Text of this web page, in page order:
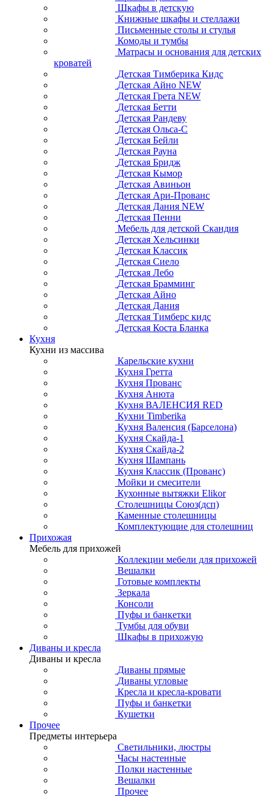
Шкафы в детскую
Книжные шкафы и стеллажи
Письменные столы и стулья
Комоды и тумбы
Матрасы и основания для детских
кроватей
Детская Тимберика Кидс
Детская Айно NEW
Детская Грета NEW
Детская Бетти
Детская Рандеву
Детская Ольса-С
Детская Бейли
Детская Рауна
Детская Бридж
Детская Кымор
Детская Авиньон
Детская Ари-Прованс
Детская Дания NEW
Детская Пенни
Мебель для детской Скандия
Детская Хельсинки
Детская Классик
Детская Сиело
Детская Лебо
Детская Брамминг
Детская Айно
Детская Дания
Детская Тимберс кидс
Детская Коста Бланка
Кухня
Кухни из массива
Карельские кухни
Кухня Гретта
Кухня Прованс
Кухня Анюта
Кухня ВАЛЕНСИЯ RED
Кухни Timberika
Кухня Валенсия (Барселона)
Кухня Скайда-1
Кухня Скайда-2
Кухня Шампань
Кухня Классик (Прованс)
Мойки и смесители
Кухонные вытяжки Elikor
Столешницы Союз(дсп)
Каменные столешницы
Комплектующие для столешниц
Прихожая
Мебель для прихожей
Коллекции мебели для прихожей
Вешалки
Готовые комплекты
Зеркала
Консоли
Пуфы и банкетки
Тумбы для обуви
Шкафы в прихожую
Диваны и кресла
Диваны и кресла
Диваны прямые
Диваны угловые
Кресла и кресла-кровати
Пуфы и банкетки
Кушетки
Прочее
Предметы интерьера
Светильники, люстры
Часы настенные
Полки настенные
Вешалки
Прочее